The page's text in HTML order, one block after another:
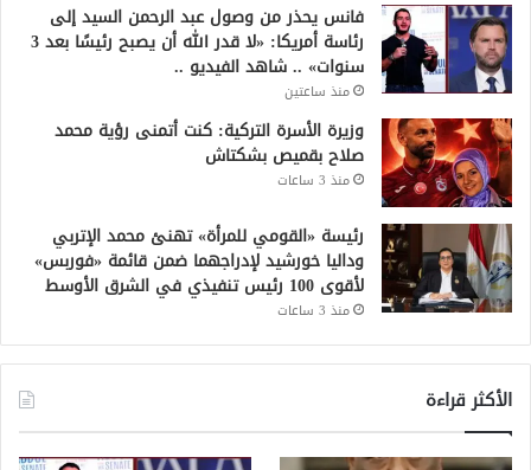
فانس يحذر من وصول عبد الرحمن السيد إلى
رئاسة أمريكا: «لا قدر الله أن يصبح رئيسًا بعد 3
سنوات» .. شاهد الفيديو ..
منذ ساعتين
وزيرة الأسرة التركية: كنت أتمنى رؤية محمد
صلاح بقميص بشكتاش
منذ 3 ساعات
رئيسة «القومي للمرأة» تهنئ محمد الإتربي
وداليا خورشيد لإدراجهما ضمن قائمة «فوربس»
لأقوى 100 رئيس تنفيذي في الشرق الأوسط
منذ 3 ساعات
الأكثر قراءة